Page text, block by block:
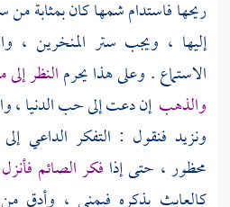
ريحها فاستدام شمها كان بمثابة
إليها ، ويجب ستر المنخرين ،
الاستماع . وعلى هذا يحرمالنظر
والذهب إن دعت إلى حب الدنيا ،
ونزيد فنقول : التفكر الداعي
محظور ، حتى إذا فكر الصائم فأنزل